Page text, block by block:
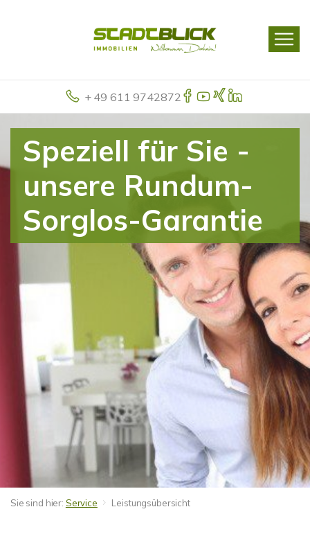
+ 49 611 9742872
Speziell für Sie -
unsere Rundum-
Sorglos-Garantie
Sie sind hier: Service Leistungsübersicht